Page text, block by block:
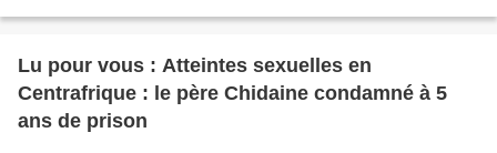
Lu pour vous : Atteintes sexuelles en
Centrafrique : le père Chidaine condamné à 5
ans de prison